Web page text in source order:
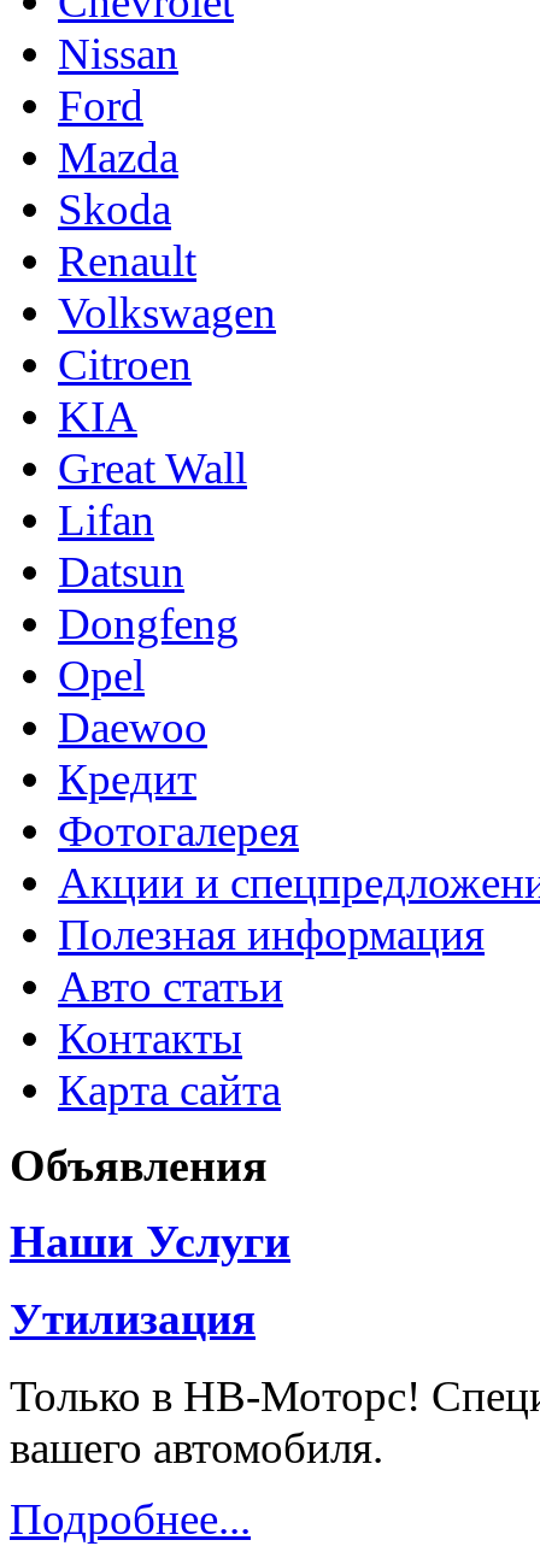
Nissan
Ford
Mazda
Skoda
Renault
Volkswagen
Citroen
KIA
Great Wall
Lifan
Datsun
Dongfeng
Opel
Daewoo
Кредит
Фотогалерея
Акции и
Полезная информация
Авто статьи
Контакты
Карта сайта
Объявления
Наши Услуги
Утилизация
Только в НВ-Моторс!
вашего автомобиля.
Подробнее...